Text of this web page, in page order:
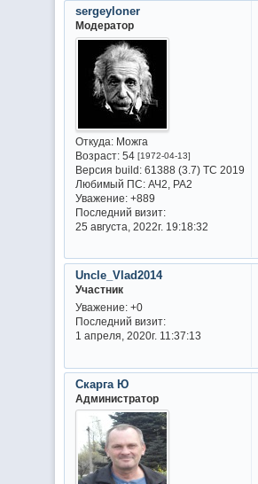
sergeyloner
Модератор
Откуда:Можга
Возраст:54 [1972-04-13]
Версия build:61388 (3.7) ТС 2019
Любимый ПС:АЧ2, РА2
Уважение: +889
Последний визит:
25 августа, 2022г. 19:18:32
Uncle_Vlad2014
Участник
Уважение: +0
Последний визит:
1 апреля, 2020г. 11:37:13
Скарга Ю
Администратор